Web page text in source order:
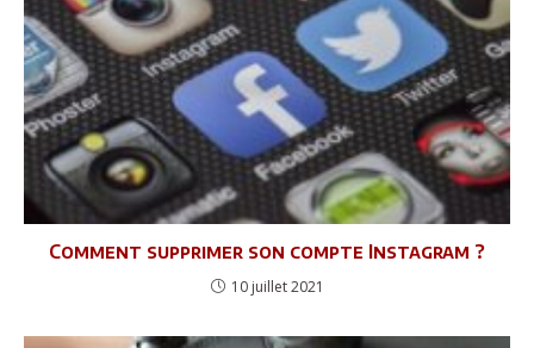
Comment supprimer son compte Instagram ?
10 juillet 2021